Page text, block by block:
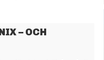
– OCH